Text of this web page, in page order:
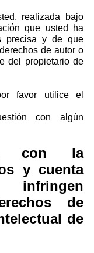
realizada bajo
que usted ha
precisa y de que
de autor o
del propietario de
favor utilice el
con algún
con la
y cuenta
de
de